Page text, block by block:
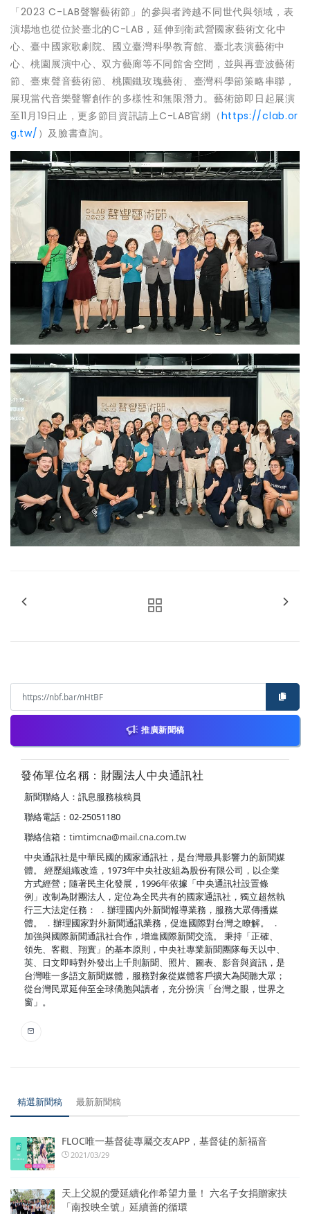
「2023 C-LAB聲響藝術節」的參與者跨越不同世代與領域，表
演場地也從位於臺北的C-LAB，延伸到衛武營國家藝術文化中
心、臺中國家歌劇院、國立臺灣科學教育館、臺北表演藝術中
心、桃園展演中心、双方藝廊等不同館舍空間，並與再壹波藝術
節、臺東聲音藝術節、桃園鐵玫瑰藝術、臺灣科學節策略串聯，
展現當代音樂聲響創作的多樣性和無限潛力。藝術節即日起展演
至11月19日止，更多節目資訊請上C-LAB官網（https://clab.or
g.tw/ ）及臉書查詢。
推廣新聞稿
發佈單位名稱：財團法人中央通訊社
新聞聯絡人：訊息服務核稿員
聯絡電話：02-25051180
聯絡信箱： timtimcna@mail.cna.com.tw
中央通訊社是中華民國的國家通訊社，是台灣最具影響力的新聞媒
體。 經歷組織改造，1973年中央社改組為股份有限公司，以企業
方式經營；隨著民主化發展，1996年依據「中央通訊社設置條
例」改制為財團法人，定位為全民共有的國家通訊社，獨立超然執
行三大法定任務： ．辦理國內外新聞報導業務，服務大眾傳播媒
體。 ．辦理國家對外新聞通訊業務，促進國際對台灣之瞭解。 ．
加強與國際新聞通訊社合作，增進國際新聞交流。 秉持「正確、
領先、客觀、翔實」的基本原則，中央社專業新聞團隊每天以中、
英、日文即時對外發出上千則新聞、照片、圖表、影音與資訊，是
台灣唯一多語文新聞媒體，服務對象從媒體客戶擴大為閱聽大眾；
從台灣民眾延伸至全球僑胞與讀者，充分扮演「台灣之眼，世界之
窗」。
精選新聞稿 最新新聞稿
FLOC唯一基督徒專屬交友APP，基督徒的新福音
2021/03/29
天上父親的愛延續化作希望力量！ 六名子女捐贈家扶
「南投映全號」延續善的循環